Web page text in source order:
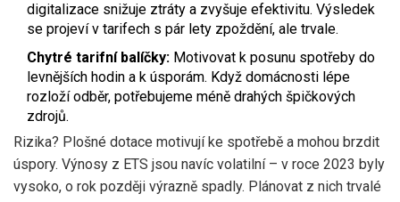
digitalizace snižuje ztráty a zvyšuje efektivitu. Výsledek
se projeví v tarifech s pár lety zpoždění, ale trvale.
Chytré tarifní balíčky: Motivovat k posunu spotřeby do
levnějších hodin a k úsporám. Když domácnosti lépe
rozloží odběr, potřebujeme méně drahých špičkových
zdrojů.
Rizika? Plošné dotace motivují ke spotřebě a mohou brzdit
úspory. Výnosy z ETS jsou navíc volatilní – v roce 2023 byly
vysoko, o rok později výrazně spadly. Plánovat z nich trvalé